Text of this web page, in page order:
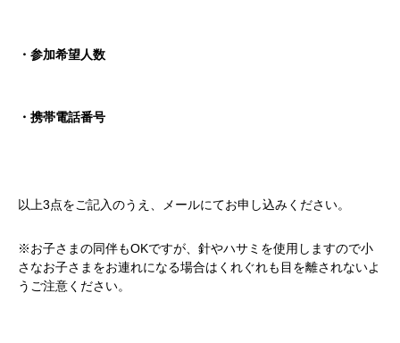
・参加希望人数
・携帯電話番号
以上3点をご記入のうえ、メールにてお申し込みください。
※お子さまの同伴もOKですが、針やハサミを使用しますので小
さなお子さまをお連れになる場合はくれぐれも目を離されないよ
うご注意ください。